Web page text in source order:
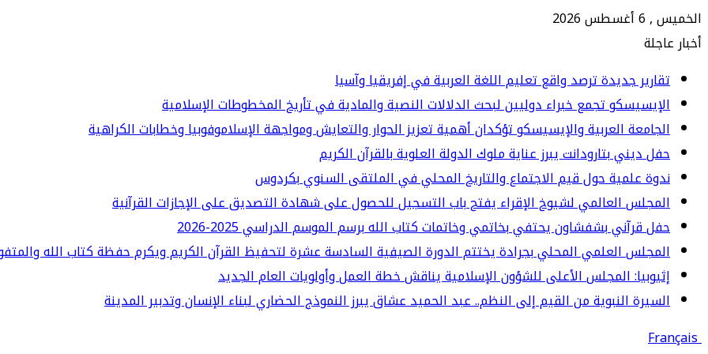
الخميس , 6 أغسطس 2026
أخبار عاجلة
تقارير جديدة ترصد واقع تعليم اللغة العربية في إفريقيا وآسيا
الإيسيسكو تجمع خبراء دوليين لبحث الدلالات النصية والمادية في تأريخ المخطوطات الإسلامية
الجامعة العربية والإيسيسكو تؤكدان أهمية تعزيز الحوار والتعايش ومواجهة الإسلاموفوبيا وخطابات الكراهية
حفل ديني بتارودانت يبرز عناية ملوك الدولة العلوية بالقرآن الكريم
ندوة علمية حول قيم الاجتماع والتاريخ المحلي في الملتقى السنوي بكردوس
المجلس العالمي لشيوخ الإقراء يفتح باب التسجيل للحصول على شهادة التصديق على الإجازات القرآنية
حفل قرآني بشفشاون يحتفي بخاتمي وخاتمات كتاب الله برسم الموسم الدراسي 2025-2026
المجلس العلمي المحلي بجرادة يختتم الدورة الصيفية السادسة عشرة لتحفيظ القرآن الكريم ويكرم حفظة كتاب الله
إثيوبيا: المجلس الأعلى للشؤون الإسلامية يناقش خطة العمل وأولويات العام الجديد
السيرة النبوية من القيم إلى النظم.. عبد الحميد عشاق يبرز النموذج الحضاري لبناء الإنسان وتدبير المدينة
Français